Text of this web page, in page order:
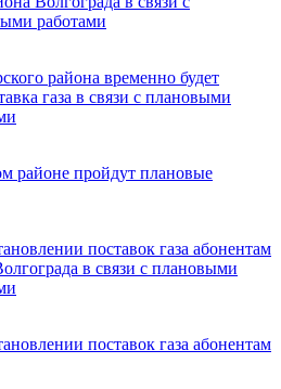
работами
района временно будет
газа в связи с плановыми
районе пройдут плановые
поставок газа абонентам
в связи с плановыми
поставок газа абонентам